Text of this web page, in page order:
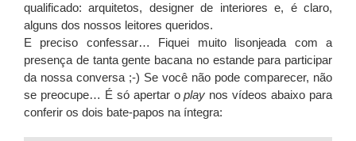
qualificado: arquitetos, designer de interiores e, é claro,
alguns dos nossos leitores queridos.
E preciso confessar… Fiquei muito lisonjeada com a
presença de tanta gente bacana no estande para participar
da nossa conversa ;-) Se você não pode comparecer, não
se preocupe… É só apertar oplay nos vídeos abaixo para
conferir os dois bate-papos na íntegra: